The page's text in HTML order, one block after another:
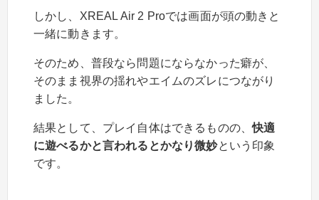
しかし、XREAL Air 2 Proでは画面が頭の動きと
一緒に動きます。
そのため、普段なら問題にならなかった癖が、
そのまま視界の揺れやエイムのズレにつながり
ました。
結果として、プレイ自体はできるものの、快適
に遊べるかと言われるとかなり微妙という印象
です。